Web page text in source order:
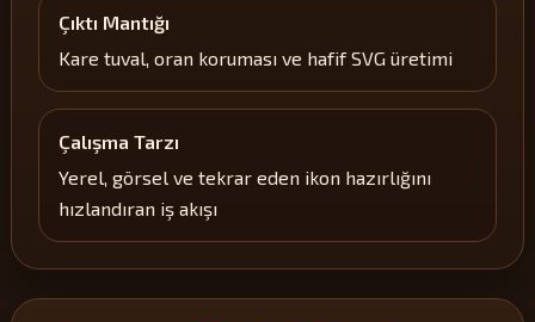
Çıktı Mantığı
Kare tuval, oran koruması ve hafif SVG üretimi
Çalışma Tarzı
Yerel, görsel ve tekrar eden ikon hazırlığını
hızlandıran iş akışı